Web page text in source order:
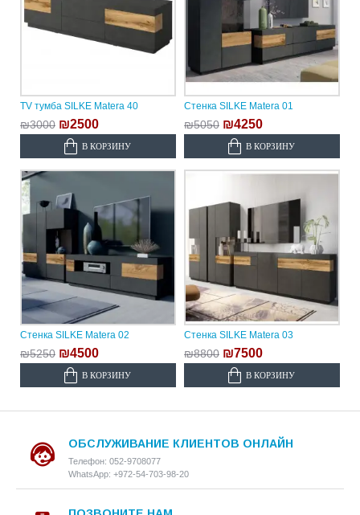
TV тумба SILKE Matera 40
₪3000 ₪2500
В КОРЗИНУ
Стенка SILKE Matera 01
₪5050 ₪4250
В КОРЗИНУ
Стенка SILKE Matera 02
₪5250 ₪4500
В КОРЗИНУ
Стенка SILKE Matera 03
₪8800 ₪7500
В КОРЗИНУ
ОБСЛУЖИВАНИЕ КЛИЕНТОВ ОНЛАЙН
Телефон: 052-9708077
WhatsApp: +972-54-703-98-20